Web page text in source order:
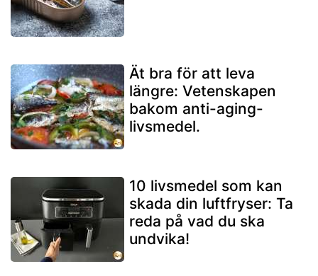
Ät bra för att leva
längre: Vetenskapen
bakom anti-aging-
livsmedel.
10 livsmedel som kan
skada din luftfryser: Ta
reda på vad du ska
undvika!